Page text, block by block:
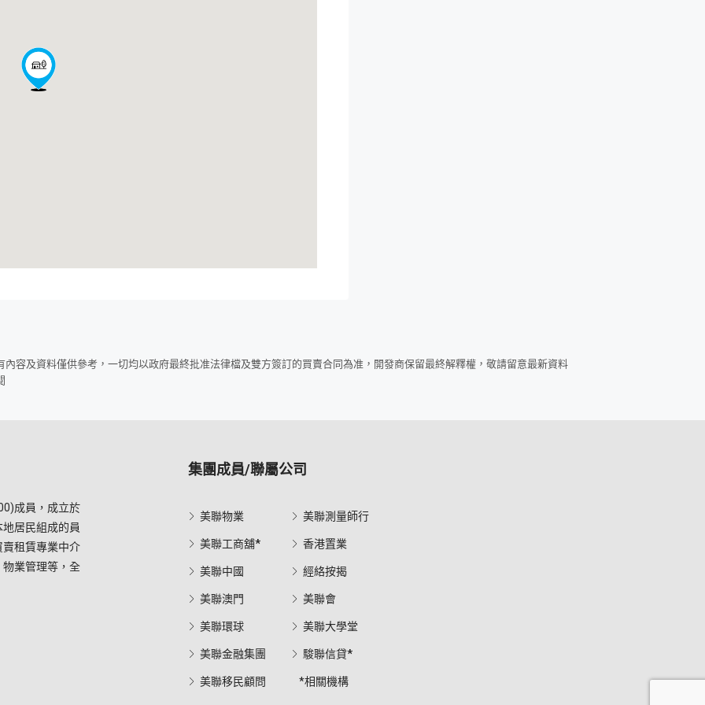
容及資料僅供參考，一切均以政府最終批准法律檔及雙方簽訂的買賣合同為准，開發商保留最終解釋權，敬請留意最新資料
成員，成立於
居民組成的員
租賃專業中介
業管理等，全
集團成員/聯屬公司
美聯物業
美聯工商舖*
美聯中國
美聯澳門
美聯環球
美聯金融集團
美聯移民顧問
美聯測量師行
香港置業
經絡按揭
美聯會
美聯大學堂
駿聯信貸*
*相關機構